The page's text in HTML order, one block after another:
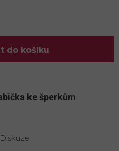
do košíku
ke šperkům
Diskuze